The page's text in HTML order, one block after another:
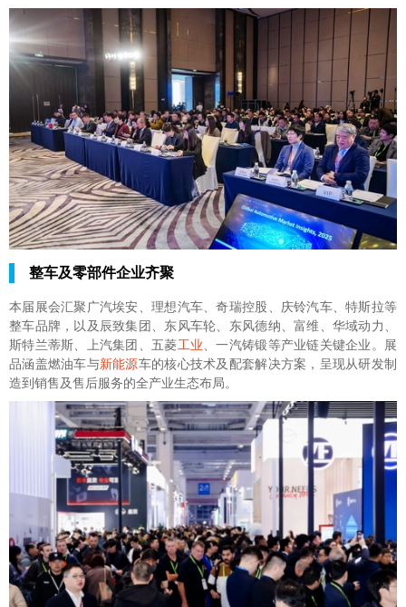
整车及零部件企业齐聚
本届展会汇聚广汽埃安、理想汽车、奇瑞控股、庆铃汽车、特斯拉等
整车品牌，以及辰致集团、东风车轮、东风德纳、富维、华域动力、
斯特兰蒂斯、上汽集团、五菱工业 、一汽铸锻等产业链关键企业。展
品涵盖燃油车与新能源车的核心技术及配套解决方案，呈现从研发制
造到销售及售后服务的全产业生态布局。